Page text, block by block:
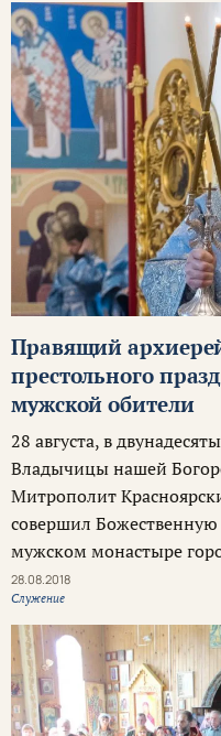
Правящий
престольного
мужской обители
28 августа, в
Владычицы нашей
Митрополит
совершил
мужском монастыре
28.08.2018
Служение